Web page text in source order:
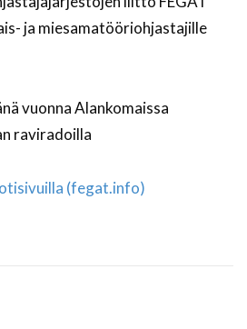
ja miesamatööriohjastajille
vuonna Alankomaissa
raviradoilla
(fegat.info)